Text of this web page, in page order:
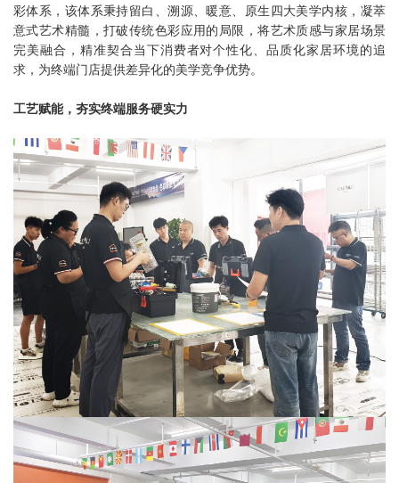
彩体系，该体系秉持留白、溯源、暖意、原生四大美学内核，凝萃
意式艺术精髓，打破传统色彩应用的局限，将艺术质感与家居场景
完美融合，精准契合当下消费者对个性化、品质化家居环境的追
求，为终端门店提供差异化的美学竞争优势。
工艺赋能，夯实终端服务硬实力